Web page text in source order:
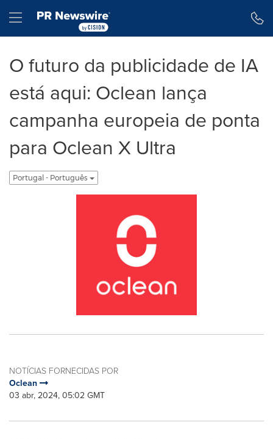
Hamburger menu
O futuro da publicidade de IA
está aqui: Oclean lança
campanha europeia de ponta
para Oclean X Ultra
Portugal - Português
NOTÍCIAS FORNECIDAS POR
Oclean
03 abr, 2024, 05:02 GMT